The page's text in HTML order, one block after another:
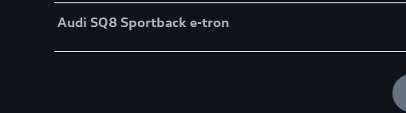
Audi SQ8 Sportback e-tron